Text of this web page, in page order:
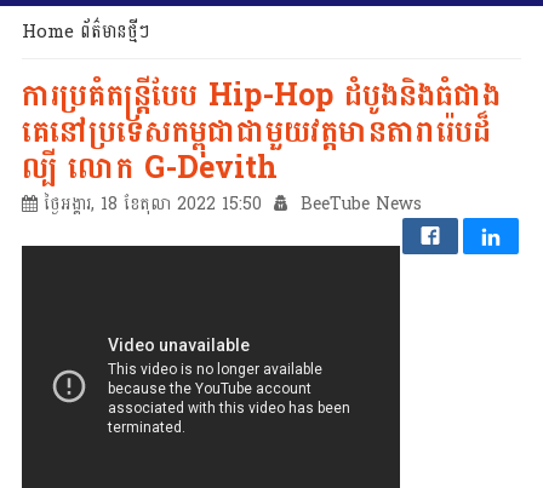
Home ព័ត៌មានថ្មីៗ
ការប្រគំតន្ត្រីបែប Hip-Hop ដំបូងនិងធំជាង
គេនៅប្រទេសកម្ពុជាជាមួយវត្តមានតារារ៉េបដ៏
ល្បី លោក G-Devith
ថ្ងៃអង្គារ, 18 ខែតុលា 2022 15:50 BeeTube News